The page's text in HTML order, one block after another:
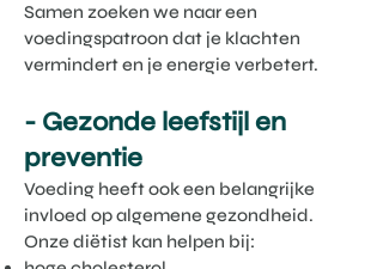
Samen zoeken we naar een
voedingspatroon dat je klachten
vermindert en je energie verbetert.
- Gezonde leefstijl en
preventie
Voeding heeft ook een belangrijke
invloed op algemene gezondheid.
Onze diëtist kan helpen bij: